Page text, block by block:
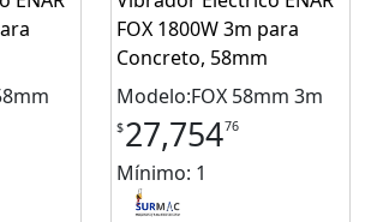
FOX 1800W 3m para
Concreto, 58mm
Modelo:FOX 58mm 3m
$27,75476
Mínimo: 1